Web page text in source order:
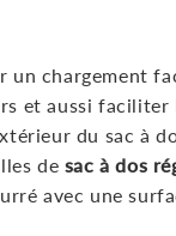
un chargement
et aussi faciliter
du sac à
de sac à dos
avec une